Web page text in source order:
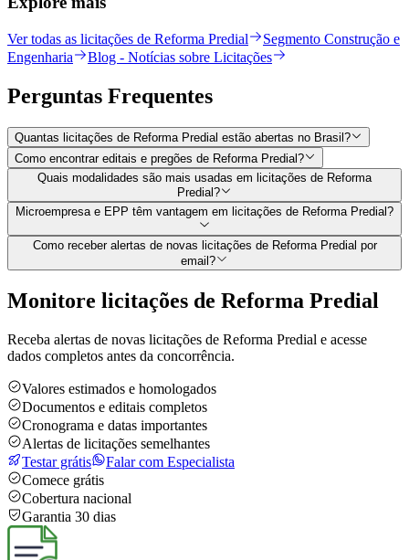
Ver todas as licitações de Reforma Predial
Segmento Construção e
Engenharia
Blog - Notícias sobre Licitações
Perguntas Frequentes
Quantas licitações de Reforma Predial estão abertas no Brasil?
Como encontrar editais e pregões de Reforma Predial?
Quais modalidades são mais usadas em licitações de Reforma
Predial?
Microempresa e EPP têm vantagem em licitações de Reforma Predial?
Como receber alertas de novas licitações de Reforma Predial por
email?
Monitore licitações de Reforma Predial
Receba alertas de novas licitações de Reforma Predial e acesse
dados completos antes da concorrência.
Valores estimados e homologados
Documentos e editais completos
Cronograma e datas importantes
Alertas de licitações semelhantes
Testar grátis
Falar com Especialista
Comece grátis
Cobertura nacional
Garantia 30 dias